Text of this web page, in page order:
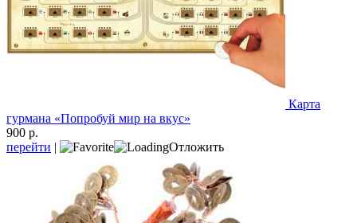
Карта
гурмана «Попробуй мир на вкус»
900 р.
перейти | Отложить